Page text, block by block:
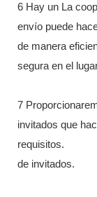
6 Hay un La
envío puede
de manera
segura en el
7
invitados que
requisitos.
de invitados.